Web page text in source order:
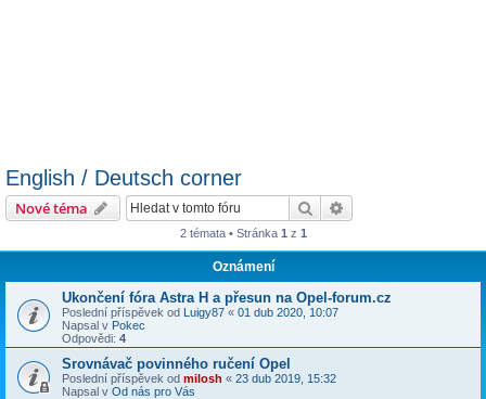
English / Deutsch corner
Nové téma Hledat
2 témata • Stránka 1 z 1
Oznámení
Ukončení fóra Astra H a přesun na Opel-forum.cz
Poslední příspěvek od Luigy87 « 01 dub 2020, 10:07
Napsal v Pokec
Odpovědi: 4
Srovnávač povinného ručení Opel
Poslední příspěvek od milosh « 23 dub 2019, 15:32
Napsal v Od nás pro Vás